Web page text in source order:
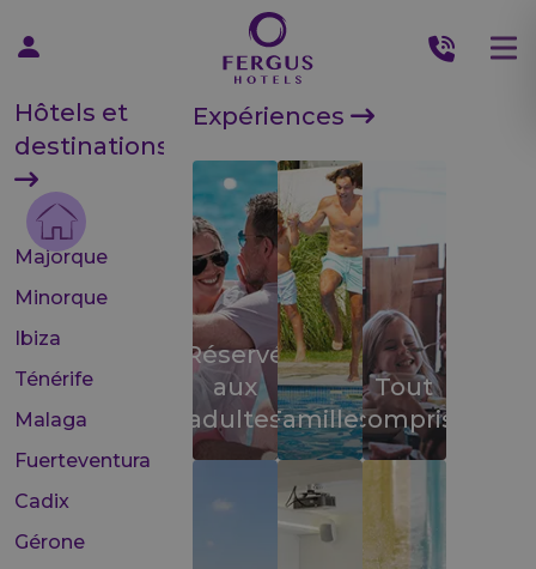
Hôtels et
destinations
Majorque
Minorque
Ibiza
Ténérife
Malaga
Fuerteventura
Cadix
Gérone
Expériences
Réservé
aux
adultesFamilles
Tout
compris